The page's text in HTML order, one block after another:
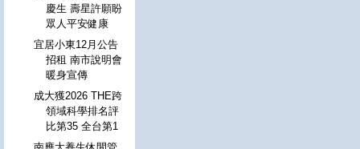
慶生 壽星許願盼
眾人平安健康
宜居小東12月公告
招租 南市說明會
暖身宣傳
成大獲2026 THE跨
領域科學排名評
比第35 全台第1